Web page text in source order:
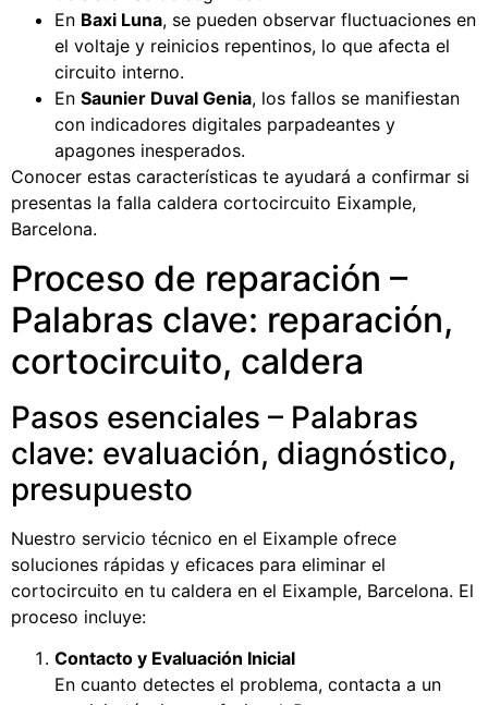
En Baxi Luna, se pueden observar fluctuaciones en
el voltaje y reinicios repentinos, lo que afecta el
circuito interno.
En Saunier Duval Genia, los fallos se manifiestan
con indicadores digitales parpadeantes y
apagones inesperados.
Conocer estas características te ayudará a confirmar si
presentas la falla caldera cortocircuito Eixample,
Barcelona.
Proceso de reparación –
Palabras clave: reparación,
cortocircuito, caldera
Pasos esenciales – Palabras
clave: evaluación, diagnóstico,
presupuesto
Nuestro servicio técnico en el Eixample ofrece
soluciones rápidas y eficaces para eliminar el
cortocircuito en tu caldera en el Eixample, Barcelona. El
proceso incluye:
Contacto y Evaluación Inicial
En cuanto detectes el problema, contacta a un